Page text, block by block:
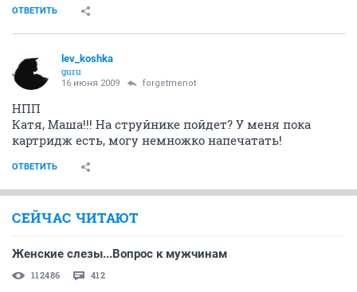
ОТВЕТИТЬ
lev_koshka
guru
16 июня 2009 forgetmenot
НПП
Катя, Маша!!! На струйнике пойдет? У меня пока
картридж есть, могу немножко напечатать!
ОТВЕТИТЬ
СЕЙЧАС ЧИТАЮТ
Женские слезы...Вопрос к мужчинам
112486 412